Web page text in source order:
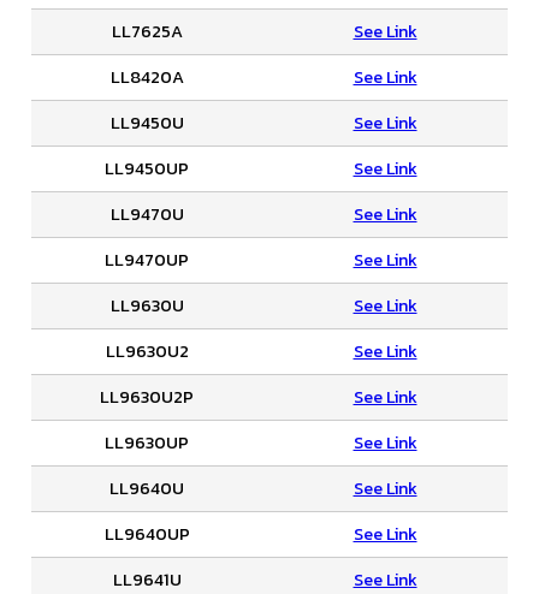
LL7625A
See Link
LL8420A
See Link
LL9450U
See Link
LL9450UP
See Link
LL9470U
See Link
LL9470UP
See Link
LL9630U
See Link
LL9630U2
See Link
LL9630U2P
See Link
LL9630UP
See Link
LL9640U
See Link
LL9640UP
See Link
LL9641U
See Link